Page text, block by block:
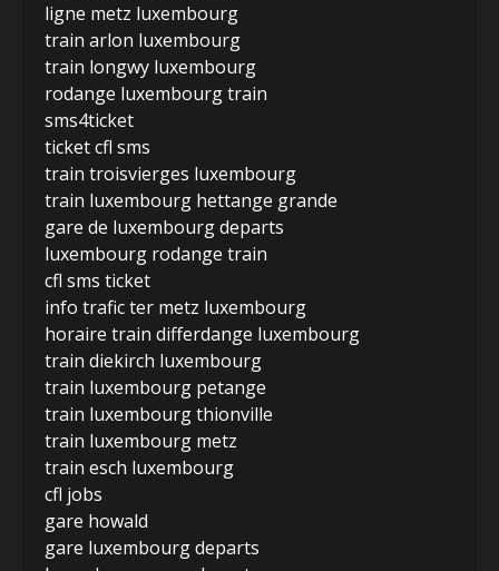
ligne metz luxembourg
train arlon luxembourg
train longwy luxembourg
rodange luxembourg train
sms4ticket
ticket cfl sms
train troisvierges luxembourg
train luxembourg hettange grande
gare de luxembourg departs
luxembourg rodange train
cfl sms ticket
info trafic ter metz luxembourg
horaire train differdange luxembourg
train diekirch luxembourg
train luxembourg petange
train luxembourg thionville
train luxembourg metz
train esch luxembourg
cfl jobs
gare howald
gare luxembourg departs